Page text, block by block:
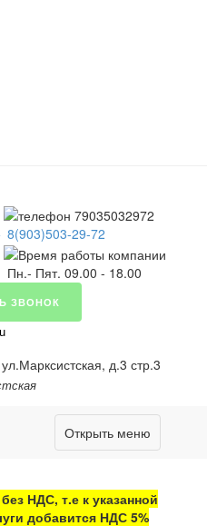
8(903)503-29-72
Пн.- Пят. 09.00 - 18.00
ЗВОНОК
д.3 стр.3
Открыть меню
НДС, т.е к указанной
добавится НДС 5%